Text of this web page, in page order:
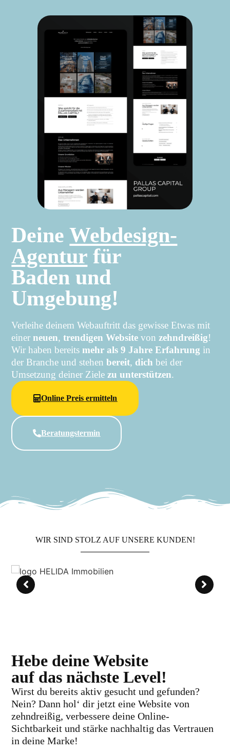
DeineWebdesign-
Agentur für
Baden und
Umgebung!
Verleihe deinem Webauftritt das gewisse Etwas mit
einerneuen,trendigen Website vonzehndreißig!
Wir haben bereits mehr als 9 Jahre Erfahrung in
der Branche und stehenbereit, dich bei der
Umsetzung deiner Zielezu unterstützen.
Online Preis ermitteln
Beratungstermin
WIR SIND STOLZ AUF UNSERE KUNDEN!
Hebe deine Website
auf das nächste Level!
Wirst du bereits aktiv gesucht und gefunden?
Nein? Dann hol‘ dir jetzt eine Website von
zehndreißig, verbessere deine Online-
Sichtbarkeit und stärke nachhaltig das Vertrauen
in deine Marke!